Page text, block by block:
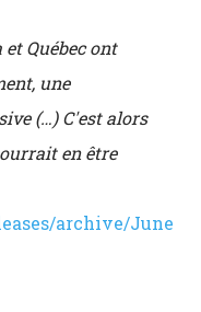
Québec ont
une
(…) C'est alors
en être
archive/June